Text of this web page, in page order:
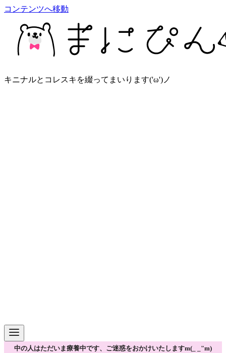
コンテンツへ移動
キニナルとコレスキを綴ってまいります('ω')ノ
中の人はただいま療養中です、ご迷惑をおかけいたしますm(_ _"m)